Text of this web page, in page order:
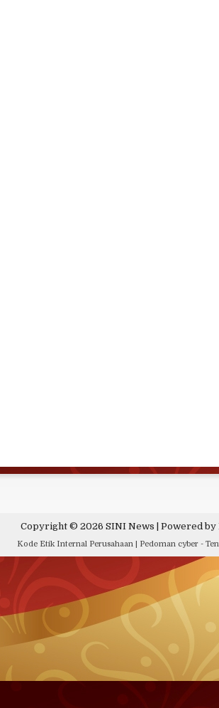
Copyright © 2026 SINI News | Powered by
Kode Etik Internal Perusahaan| Pedoman cyber-